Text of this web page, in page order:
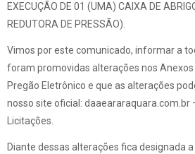
EXECUÇÃO DE 01 (UMA) CAIXA DE
REDUTORA DE PRESSÃO).
Vimos por este comunicado, informar a
foram promovidas alterações nos
Pregão Eletrônico e que as alterações
nosso site oficial: daaeararaquara.com.br
Licitações.
Diante dessas alterações fica designada